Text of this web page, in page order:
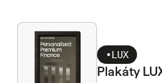
•LUX
Plakáty